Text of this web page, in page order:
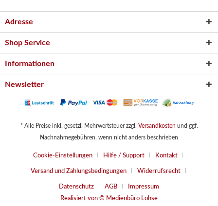
Adresse
Shop Service
Informationen
Newsletter
* Alle Preise inkl. gesetzl. Mehrwertsteuer zzgl. Versandkosten und ggf.
Nachnahmegebühren, wenn nicht anders beschrieben
Cookie-Einstellungen Hilfe / Support Kontakt
Versand und Zahlungsbedingungen Widerrufsrecht
Datenschutz AGB
Impressum
Realisiert von © Medienbüro Lohse